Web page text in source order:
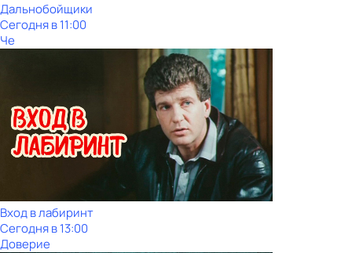
Дальнобойщики
Сегодня в 11:00
Че
Вход в лабиринт
Сегодня в 13:00
Доверие